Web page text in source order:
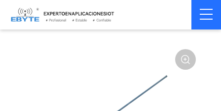
Home > Accesorios > Antena
